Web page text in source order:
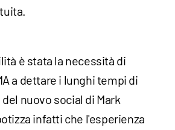
è stata la necessità di
a dettare i lunghi tempi di
nuovo social di Mark
infatti che l'esperienza